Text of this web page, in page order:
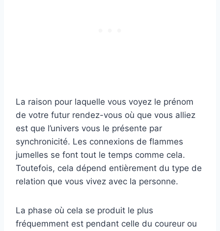
La raison pour laquelle vous voyez le prénom
de votre futur rendez-vous où que vous alliez
est que l’univers vous le présente par
synchronicité. Les connexions de flammes
jumelles se font tout le temps comme cela.
Toutefois, cela dépend entièrement du type de
relation que vous vivez avec la personne.
La phase où cela se produit le plus
fréquemment est pendant celle du coureur ou